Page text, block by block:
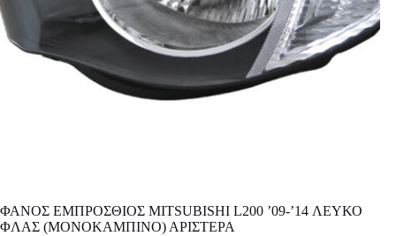
ΦΑΝΟΣ ΕΜΠΡΟΣΘΙΟΣ MITSUBISHI L200 ’09-’14 ΛΕΥΚΟ
ΦΛΑΣ (ΜΟΝΟΚΑΜΠΙΝΟ) ΑΡΙΣΤΕΡΑ